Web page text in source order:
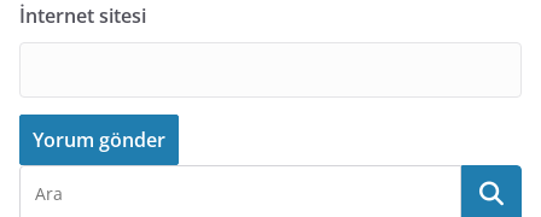
İnternet sitesi